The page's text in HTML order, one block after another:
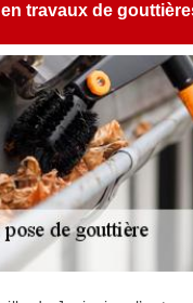
travaux de